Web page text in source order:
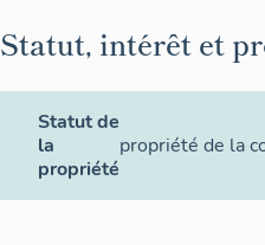
Statut, intérêt et
Statut de
la
propriété
propriété de la